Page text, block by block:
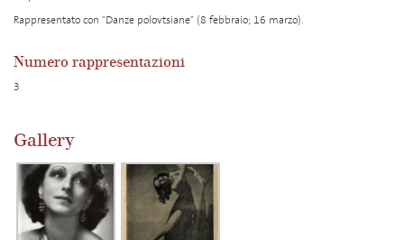
Rappresentato con "Danze polovtsiane" (8 febbraio; 16 marzo).
Numero rappresentazioni
3
Gallery